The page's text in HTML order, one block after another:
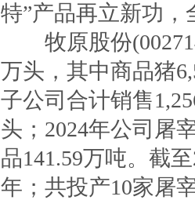
特”产品再立新功，
牧原股份
万头，其中商品猪
子公司合计销售
头；2024年公司屠
品141.59万吨。截
年；共投产10家屠